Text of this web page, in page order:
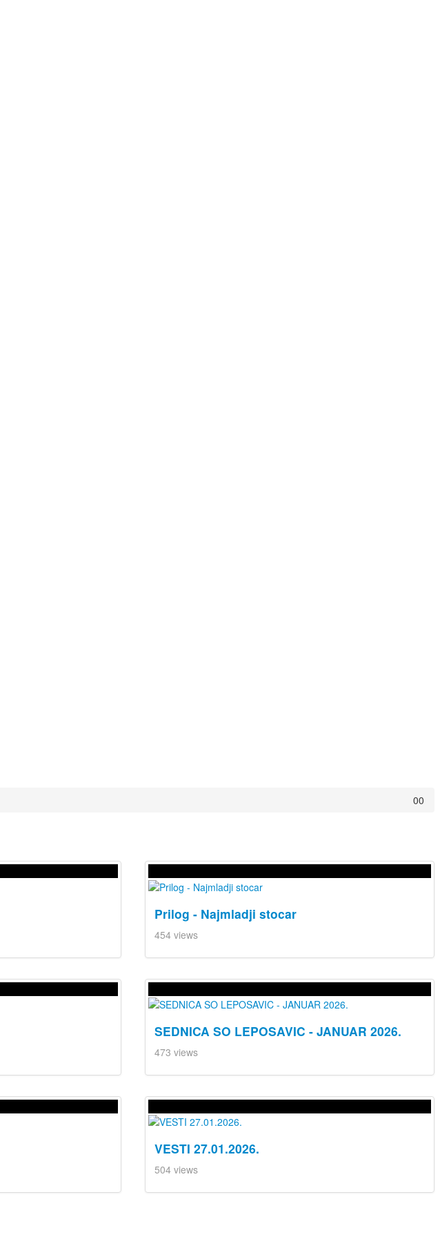
00
Prilog - Najmladji stocar
454 views
SEDNICA SO LEPOSAVIC - JANUAR 2026.
473 views
VESTI 27.01.2026.
504 views